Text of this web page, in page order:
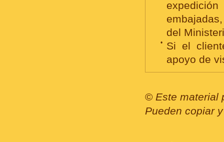
del
•
Si el
apoyo de
© Este material
Pueden copiar